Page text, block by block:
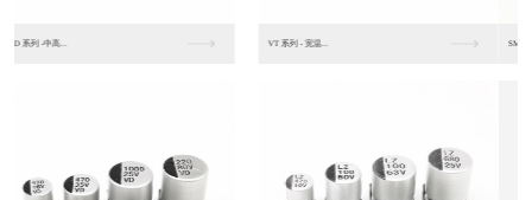
SM 系列 -贴片标... SV 系列 -极低阻...